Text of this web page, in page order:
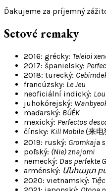
Ďakujeme za príjemný
Setové remaky
2016: grécky: Teleioi
2017: španielsky:
2018: turecký:
francúzsky: Le Jeu
neoficiální indický:
juhokórejský:
maďarský: BÚÉK
mexický: Perfectos
čínsky: Kill Mobile (来电
2019: ruský: Gromkaja
poľský: (Nie) znajomi
nemecký: Das perfekte
arménský: Անհայտ
2020: vietnamský: